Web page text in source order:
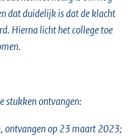
dat duidelijk is dat de klacht
Hierna licht het college toe
stukken ontvangen:
ontvangen op 23 maart 2023;